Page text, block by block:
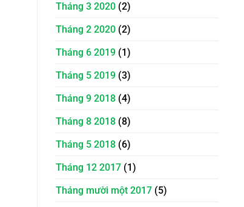
Tháng 3 2020 (2)
Tháng 2 2020 (2)
Tháng 6 2019 (1)
Tháng 5 2019 (3)
Tháng 9 2018 (4)
Tháng 8 2018 (8)
Tháng 5 2018 (6)
Tháng 12 2017 (1)
Tháng mười một 2017 (5)